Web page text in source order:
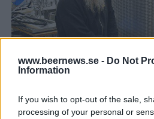
www.beernews.se - Do Not
Information
If you wish to opt-out of the sale,
processing of your personal or
Anders satsar stort på
satsar Anders Hansson betydligt
i...